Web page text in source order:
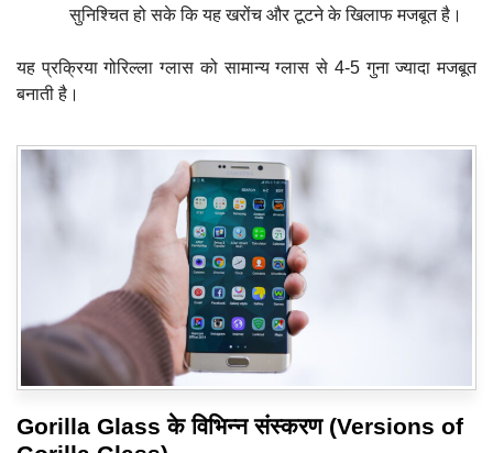
सुनिश्चित हो सके कि यह खरोंच और टूटने के खिलाफ मजबूत है।
यह प्रक्रिया गोरिल्ला ग्लास को सामान्य ग्लास से 4-5 गुना ज्यादा मजबूत
बनाती है।
Gorilla Glass के विभिन्न संस्करण (Versions of